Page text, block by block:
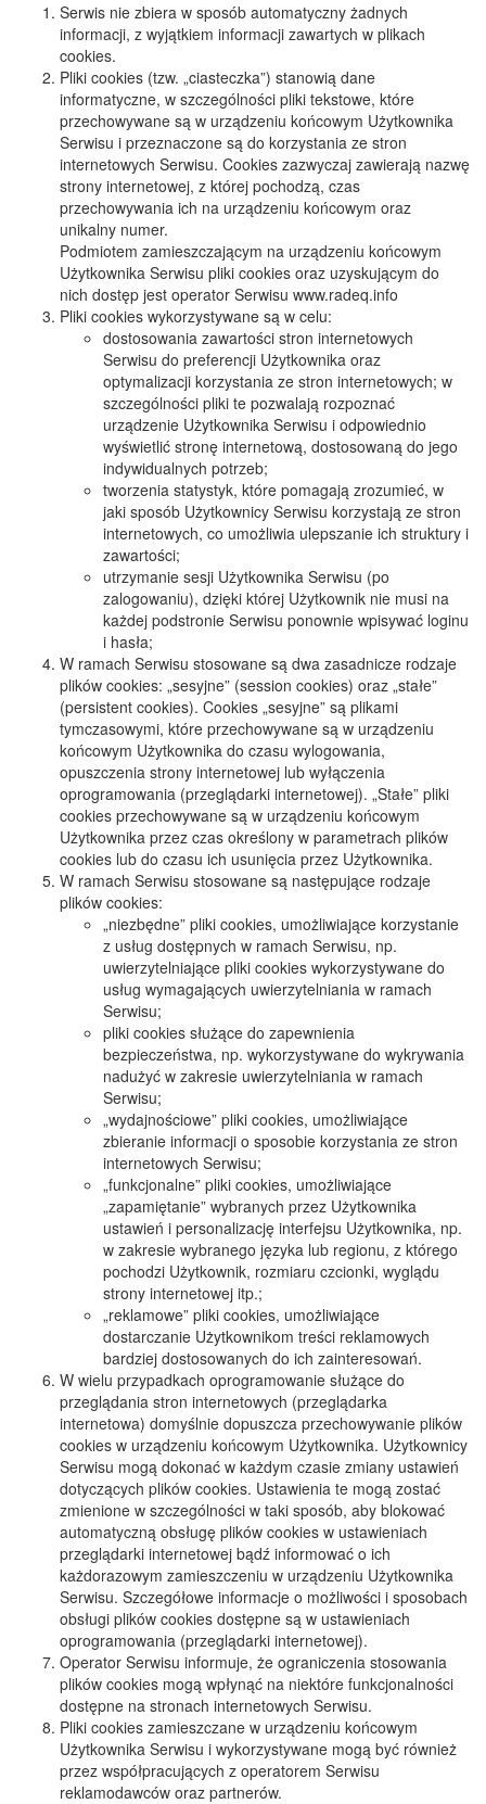
Serwis nie zbiera w sposób automatyczny żadnych
informacji, z wyjątkiem informacji zawartych w plikach
cookies.
Pliki cookies (tzw. „ciasteczka”) stanowią dane
informatyczne, w szczególności pliki tekstowe, które
przechowywane są w urządzeniu końcowym Użytkownika
Serwisu i przeznaczone są do korzystania ze stron
internetowych Serwisu. Cookies zazwyczaj zawierają nazwę
strony internetowej, z której pochodzą, czas
przechowywania ich na urządzeniu końcowym oraz
unikalny numer.
Podmiotem zamieszczającym na urządzeniu końcowym
Użytkownika Serwisu pliki cookies oraz uzyskującym do
nich dostęp jest operator Serwisu www.radeq.info
Pliki cookies wykorzystywane są w celu:
dostosowania zawartości stron internetowych
Serwisu do preferencji Użytkownika oraz
optymalizacji korzystania ze stron internetowych; w
szczególności pliki te pozwalają rozpoznać
urządzenie Użytkownika Serwisu i odpowiednio
wyświetlić stronę internetową, dostosowaną do jego
indywidualnych potrzeb;
tworzenia statystyk, które pomagają zrozumieć, w
jaki sposób Użytkownicy Serwisu korzystają ze stron
internetowych, co umożliwia ulepszanie ich struktury i
zawartości;
utrzymanie sesji Użytkownika Serwisu (po
zalogowaniu), dzięki której Użytkownik nie musi na
każdej podstronie Serwisu ponownie wpisywać loginu
i hasła;
W ramach Serwisu stosowane są dwa zasadnicze rodzaje
plików cookies: „sesyjne” (session cookies) oraz „stałe”
(persistent cookies). Cookies „sesyjne” są plikami
tymczasowymi, które przechowywane są w urządzeniu
końcowym Użytkownika do czasu wylogowania,
opuszczenia strony internetowej lub wyłączenia
oprogramowania (przeglądarki internetowej). „Stałe” pliki
cookies przechowywane są w urządzeniu końcowym
Użytkownika przez czas określony w parametrach plików
cookies lub do czasu ich usunięcia przez Użytkownika.
W ramach Serwisu stosowane są następujące rodzaje
plików cookies:
„niezbędne” pliki cookies, umożliwiające korzystanie
z usług dostępnych w ramach Serwisu, np.
uwierzytelniające pliki cookies wykorzystywane do
usług wymagających uwierzytelniania w ramach
Serwisu;
pliki cookies służące do zapewnienia
bezpieczeństwa, np. wykorzystywane do wykrywania
nadużyć w zakresie uwierzytelniania w ramach
Serwisu;
„wydajnościowe” pliki cookies, umożliwiające
zbieranie informacji o sposobie korzystania ze stron
internetowych Serwisu;
„funkcjonalne” pliki cookies, umożliwiające
„zapamiętanie” wybranych przez Użytkownika
ustawień i personalizację interfejsu Użytkownika, np.
w zakresie wybranego języka lub regionu, z którego
pochodzi Użytkownik, rozmiaru czcionki, wyglądu
strony internetowej itp.;
„reklamowe” pliki cookies, umożliwiające
dostarczanie Użytkownikom treści reklamowych
bardziej dostosowanych do ich zainteresowań.
W wielu przypadkach oprogramowanie służące do
przeglądania stron internetowych (przeglądarka
internetowa) domyślnie dopuszcza przechowywanie plików
cookies w urządzeniu końcowym Użytkownika. Użytkownicy
Serwisu mogą dokonać w każdym czasie zmiany ustawień
dotyczących plików cookies. Ustawienia te mogą zostać
zmienione w szczególności w taki sposób, aby blokować
automatyczną obsługę plików cookies w ustawieniach
przeglądarki internetowej bądź informować o ich
każdorazowym zamieszczeniu w urządzeniu Użytkownika
Serwisu. Szczegółowe informacje o możliwości i sposobach
obsługi plików cookies dostępne są w ustawieniach
oprogramowania (przeglądarki internetowej).
Operator Serwisu informuje, że ograniczenia stosowania
plików cookies mogą wpłynąć na niektóre funkcjonalności
dostępne na stronach internetowych Serwisu.
Pliki cookies zamieszczane w urządzeniu końcowym
Użytkownika Serwisu i wykorzystywane mogą być również
przez współpracujących z operatorem Serwisu
reklamodawców oraz partnerów.